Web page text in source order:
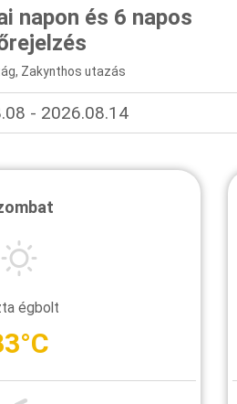
napon és 6 napos
Zakynthos utazás
- 2026.08.14
égbolt